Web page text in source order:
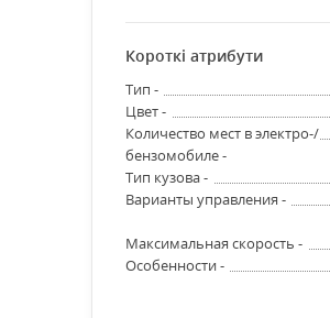
Короткі атрибути
Тип -
Цвет -
Количество мест в электро-/
бензомобиле -
Тип кузова -
Варианты управления -
Максимальная скорость -
Особенности -